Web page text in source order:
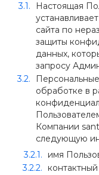
Настоящая
сайта по
защиты
данных,
запросу
обработке в
Компании
следующую
имя